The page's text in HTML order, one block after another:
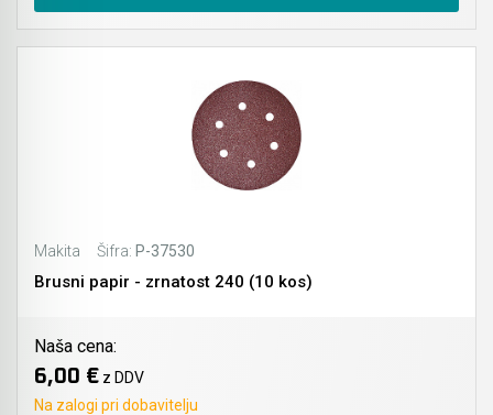
Makita Šifra: P-37530
Brusni papir - zrnatost 240 (10 kos)
Naša cena:
6,00 € z DDV
Na zalogi pri dobavitelju